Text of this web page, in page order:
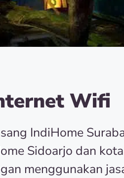
Wifi
IndiHome
Sidoarjo dan
menggunakan